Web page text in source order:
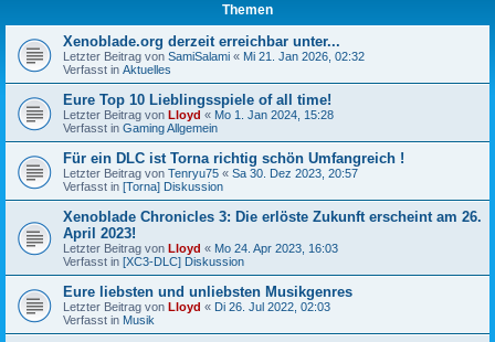
Themen
Xenoblade.org derzeit erreichbar unter...
Letzter Beitrag von SamiSalami « Mi 21. Jan 2026, 02:32
Verfasst in Aktuelles
Eure Top 10 Lieblingsspiele of all time!
Letzter Beitrag von Lloyd « Mo 1. Jan 2024, 15:28
Verfasst in Gaming Allgemein
Für ein DLC ist Torna richtig schön Umfangreich !
Letzter Beitrag von Tenryu75 « Sa 30. Dez 2023, 20:57
Verfasst in [Torna] Diskussion
Xenoblade Chronicles 3: Die erlöste Zukunft erscheint am 26.
April 2023!
Letzter Beitrag von Lloyd « Mo 24. Apr 2023, 16:03
Verfasst in [XC3-DLC] Diskussion
Eure liebsten und unliebsten Musikgenres
Letzter Beitrag von Lloyd « Di 26. Jul 2022, 02:03
Verfasst in Musik